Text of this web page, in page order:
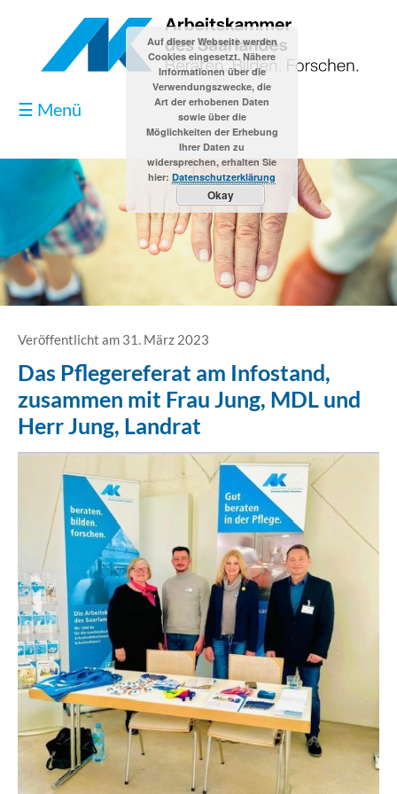
☰ Menü
Blog
Kontakt
Datenschutzerklärung
Erklärung Barrierefreiheit
Veröffentlicht am 31. März 2023
Das Pflegereferat am Infostand,
zusammen mit Frau Jung, MDL und
Herr Jung, Landrat
Auf dieser Webseite werden
Cookies eingesetzt. Nähere
Informationen über die
Verwendungszwecke, die
Art der erhobenen Daten
sowie über die
Möglichkeiten der Erhebung
Ihrer Daten zu
widersprechen, erhalten Sie
hier: Datenschutzerklärung
Okay